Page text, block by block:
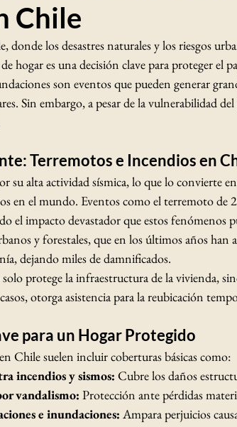
Chile
donde los desastres naturales y los riesgos
hogar es una decisión clave para proteger el
son eventos que pueden generar
Sin embargo, a pesar de la vulnerabilidad
Terremotos e Incendios en
su alta actividad sísmica, lo que lo convierte
en el mundo. Eventos como el terremoto de
el impacto devastador que estos fenómenos
y forestales, que en los últimos años han
dejando miles de damnificados.
protege la infraestructura de la vivienda,
otorga asistencia para la reubicación
para un Hogar Protegido
Chile suelen incluir coberturas básicas como:
incendios y sismos: Cubre los daños
vandalismo: Protección ante pérdidas
e inundaciones: Ampara perjuicios